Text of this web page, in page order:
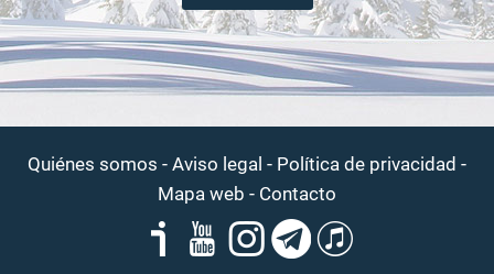
Quiénes somos - Aviso legal - Política de privacidad -
Mapa web - Contacto